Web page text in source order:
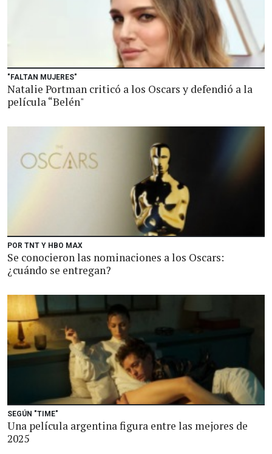
"FALTAN MUJERES"
Natalie Portman criticó a los Oscars y defendió a la
película “Belén"
POR TNT Y HBO MAX
Se conocieron las nominaciones a los Oscars:
¿cuándo se entregan?
SEGÚN "TIME"
Una película argentina figura entre las mejores de
2025